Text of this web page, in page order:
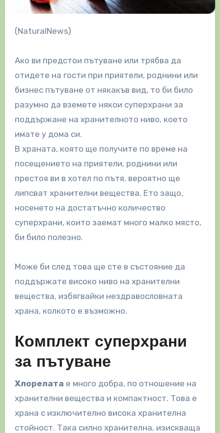
(NaturalNews)
Ако ви предстои пътуване или трябва да
отидете на гости при приятели, роднини или
бизнес пътуване от някакъв вид, то би било
разумно да вземете някои суперхрани за
поддържане на хранителното ниво, което
имате у дома си.
В храната, която ще получите по време на
посещението на приятели, роднини или
престоя ви в хотел по пътя, вероятно ще
липсват хранителни вещества. Ето защо,
носенето на достатъчно количество
суперхрани, които заемат много малко място,
би било полезно.
Може би след това ще сте в състояние да
поддържате високо ниво на хранителни
вещества, избягвайки нездравословната
храна, колкото е възможно.
Комплект суперхрани
за пътуване
Хлорелата е много добра, по отношение на
хранителни вещества и компактност. Това е
храна с изключително висока хранителна
стойност. Така силно хранителна, изискваща